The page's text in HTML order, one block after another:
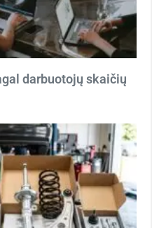
darbuotojų skaičių